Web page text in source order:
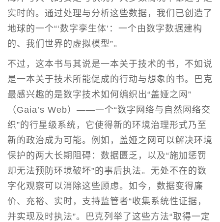
实时的。通过处理与分析这些数据，我们已创造了
地球的一个“‘数字孪生体’：一个由数字数据建构
的、我们世界的虚拟模型”。
不过，这本书与其说是一本关于技术的书，不如说
是一本关于技术所能促成的行动与想象的书。巴克
最感兴趣的是数字技术如何编织出“盖娅之网”
（Gaia’s Web）——一个“数字网络与自然网络交
织”的行星级系统，它使得新的环境治理形式乃至
新的政治成为可能。例如，盖娅之网可以解决环境
保护的两大长期阻碍：数据匮乏，以及“施加惩罚
却无法预防环境破坏”的事后执法。无处不在的数
字化观察可以消除这些顾虑。如今，数据变得廉
价、充裕、实时，支持监管者“收集系统性证据，
并实现及时执法”。巴克列举了这些方法“取得一定